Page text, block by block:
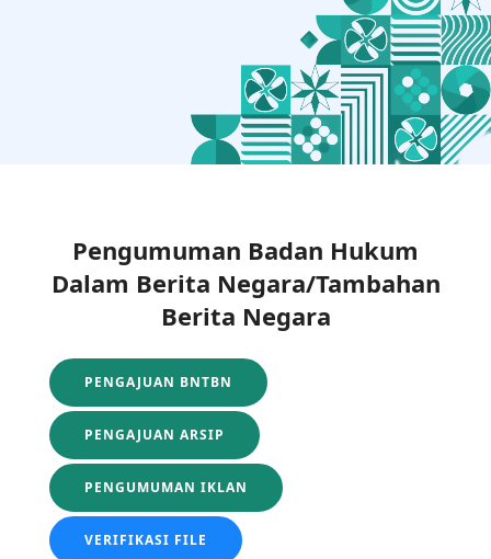
Pengumuman Badan Hukum
Dalam Berita Negara/Tambahan
Berita Negara
PENGAJUAN BNTBN
PENGAJUAN ARSIP
PENGUMUMAN IKLAN
VERIFIKASI FILE